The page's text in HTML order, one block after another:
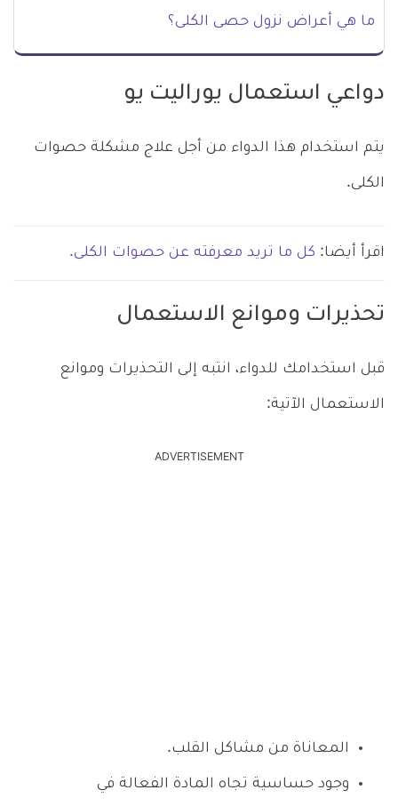
ما هي أعراض نزول حصى الكلى؟
دواعي استعمال يوراليت يو
يتم استخدام هذا الدواء من أجل علاج مشكلة حصوات
الكلى.
اقرأ أيضا: كل ما تريد معرفته عن حصوات الكلى.
تحذيرات وموانع الاستعمال
قبل استخدامك للدواء، انتبه إلى التحذيرات وموانع
الاستعمال الآتية:
ADVERTISEMENT
المعاناة من مشاكل القلب.
وجود حساسية تجاه المادة الفعالة في